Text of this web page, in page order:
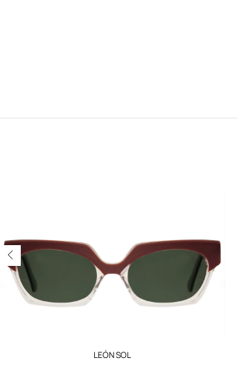
LEÓN SOL